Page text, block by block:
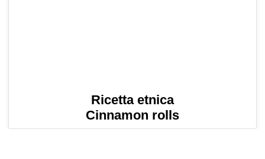
Ricetta etnica
Cinnamon rolls